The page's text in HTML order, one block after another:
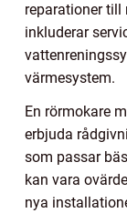
reparationer till
inkluderar
värmesystem.
En rörmokare
erbjuda
som passar
kan vara
nya